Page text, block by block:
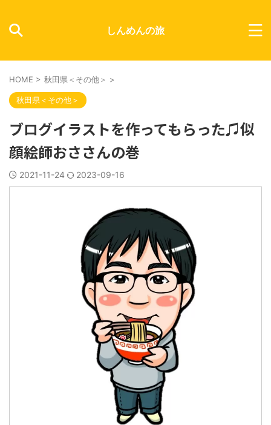
しんめんの旅
HOME > 秋田県＜その他＞ >
秋田県＜その他＞
ブログイラストを作ってもらった♫似
顔絵師おささんの巻
2021-11-24 2023-09-16